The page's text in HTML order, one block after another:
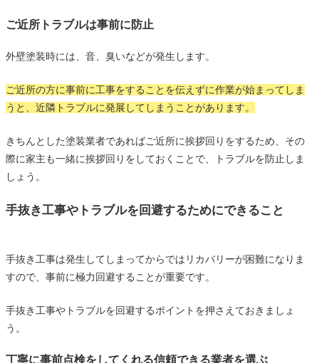
ご近所トラブルは事前に防止
外壁塗装時には、音、臭いなどが発生します。
ご近所の方に事前に工事をすることを伝えずに作業が始まってしま
うと、近隣トラブルに発展してしまうことがあります。
きちんとした塗装業者であればご近所に挨拶回りをするため、その
際に家主も一緒に挨拶回りをしておくことで、トラブルを防止しま
しょう。
手抜き工事やトラブルを回避するためにできること
手抜き工事は発生してしまってからではリカバリーが困難になりま
すので、事前に極力回避することが重要です。
手抜き工事やトラブルを回避するポイントを押さえておきましょ
う。
丁寧に事前点検をしてくれる信頼できる業者を選ぶ